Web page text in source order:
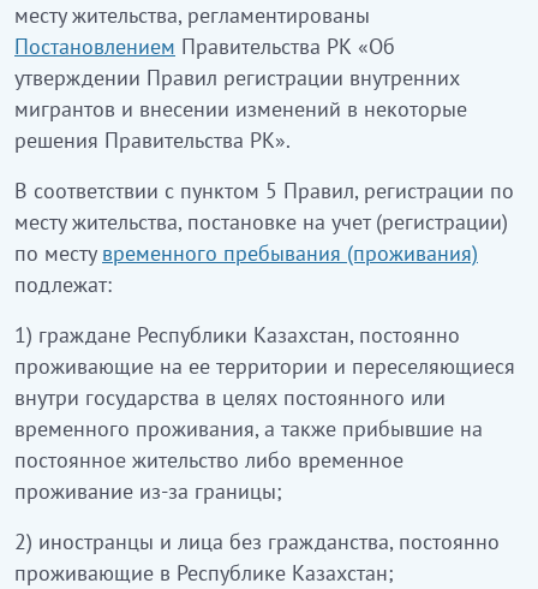
месту жительства, регламентированы
Постановлением Правительства РК «Об
утверждении Правил регистрации внутренних
мигрантов и внесении изменений в некоторые
решения Правительства РК».
В соответствии с пунктом 5 Правил, регистрации по
месту жительства, постановке на учет (регистрации)
по месту временного пребывания (проживания)
подлежат:
1) граждане Республики Казахстан, постоянно
проживающие на ее территории и переселяющиеся
внутри государства в целях постоянного или
временного проживания, а также прибывшие на
постоянное жительство либо временное
проживание из-за границы;
2) иностранцы и лица без гражданства, постоянно
проживающие в Республике Казахстан;